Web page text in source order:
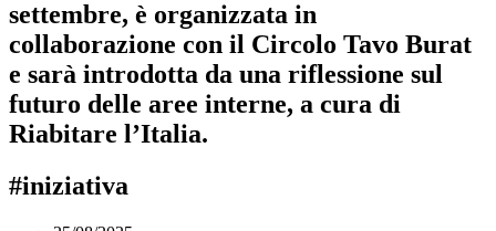
settembre, è organizzata in
collaborazione con il Circolo Tavo Burat
e sarà introdotta da una riflessione sul
futuro delle aree interne, a cura di
Riabitare l’Italia.
#iniziativa